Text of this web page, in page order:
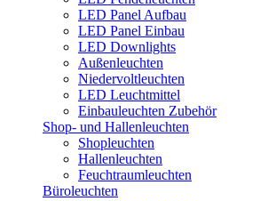
LED Panel Aufbau
LED Panel Einbau
LED Downlights
Außenleuchten
Niedervoltleuchten
LED Leuchtmittel
Einbauleuchten Zubehör
Shop- und Hallenleuchten
Shopleuchten
Hallenleuchten
Feuchtraumleuchten
Büroleuchten